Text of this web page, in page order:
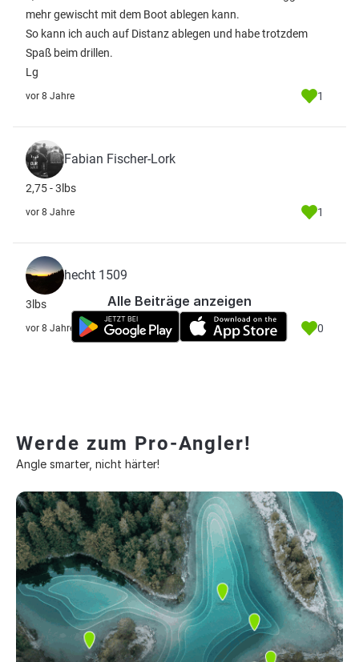
mehr gewischt mit dem Boot ablegen kann.
So kann ich auch auf Distanz ablegen und habe trotzdem
Spaß beim drillen.
Lg
vor 8 Jahre 1
Fabian Fischer-Lork
2,75 - 3lbs
vor 8 Jahre 1
hecht 1509
3lbs
vor 8 Jahre 0
Alle Beiträge anzeigen
Werde zum Pro-Angler!
Angle smarter, nicht härter!